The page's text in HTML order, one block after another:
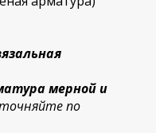
мерной и
по